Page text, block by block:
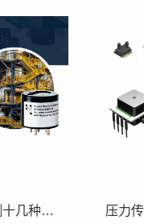
可燃气体检测 同时检测十几种不同气体的0-100%LEL 氢气、甲烷、丙烷、丁烷等 无需现场校准 燃气传感器